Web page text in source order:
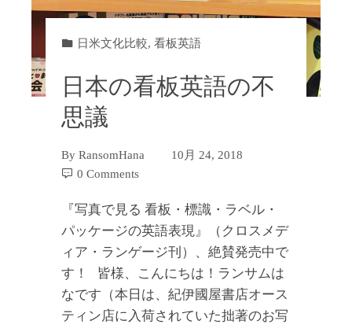
日米文化比較,看板英語
日本の看板英語の不
思議
ByRansomHana
10月 24, 2018
0 Comments
『写真で見る 看板・標識・ラベル・
パッケージの英語表現』（クロスメデ
ィア・ランゲージ刊）、絶賛発売中で
す！ 皆様、こんにちは！ランサムは
なです（本日は、紀伊國屋書店オース
ティン店に入荷されていた拙著のお写